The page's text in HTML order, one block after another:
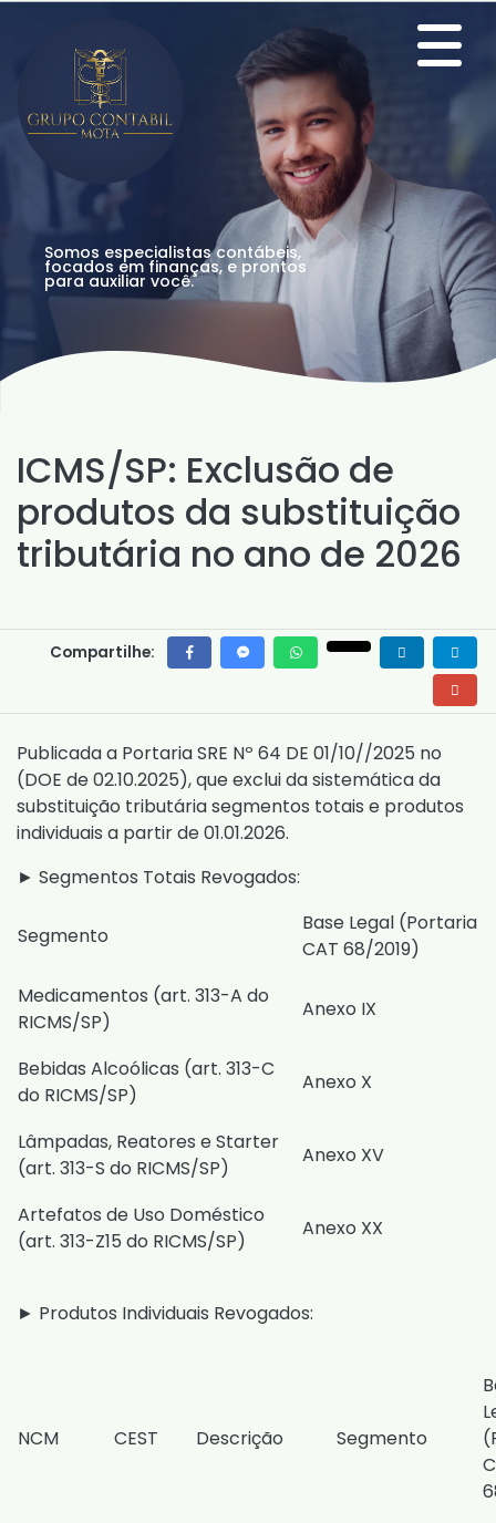
Somos especialistas contábeis,
focados em finanças, e prontos
para auxiliar você.
ICMS/SP: Exclusão de
produtos da substituição
tributária no ano de 2026
Compartilhe:
Publicada a Portaria SRE Nº 64 DE 01/10//2025 no
(DOE de 02.10.2025), que exclui da sistemática da
substituição tributária segmentos totais e produtos
individuais a partir de 01.01.2026.
► Segmentos Totais Revogados:
Segmento
Base Legal (Portaria
CAT 68/2019)
Medicamentos (art. 313-A do
RICMS/SP)
Anexo IX
Bebidas Alcoólicas (art. 313-C
do RICMS/SP)
Anexo X
Lâmpadas, Reatores e Starter
(art. 313-S do RICMS/SP)
Anexo XV
Artefatos de Uso Doméstico
(art. 313-Z15 do RICMS/SP)
Anexo XX
► Produtos Individuais Revogados:
NCM CEST Descrição Segmento
(